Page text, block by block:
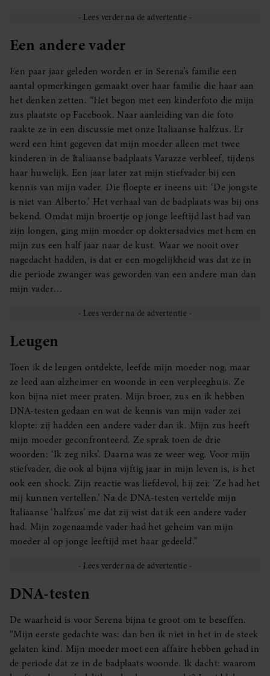
Een andere vader
Een paar jaar geleden worden er in Serena’s familie een
aantal opmerkingen gemaakt over haar familie die haar aan
het denken zetten. “Het begon met een kinderfoto die mijn
zus plaatste op Facebook. Naar aanleiding van die foto
raakte ze in een discussie met onze Italiaanse halfzus. Er
werd een hint gegeven dat mijn moeder alleen met twee
kinderen in de Italiaanse badplaats Varazze verbleef, tijdens
haar huwelijk. Een jaar later zat mijn stiefvader bij een
kennis van mijn vader. Die floepte er ineens uit: ‘De jongste
is niet van Alberto.’ Het verhaal van de badplaats was bij ons
bekend. Omdat mijn broertje op jonge leeftijd last had van
zijn longen, ging mijn moeder op doktersadvies met hem en
mijn zus een half jaar naar de kust. Waar we nooit over
nagedacht hadden, is dat er een mogelijkheid was dat ze in
die periode zwanger was geworden van een andere man dan
mijn vader…
Leugen
Toen ik de leugen ontdekte, leefde mijn moeder nog, maar
ze leed aan alzheimer en woonde in een verpleeghuis. Ze
kon bijna niet meer praten. Mijn broer, zus en ik hebben
DNA-testen gedaan en wat de kennis van mijn vader zei
klopte: zij hadden een andere vader dan ik. Mijn zus heeft
mijn moeder geconfronteerd. Ze sprak toen de drie
woorden: ‘Ik zeg niks’. Daarna was ze weer weg. Voor mijn
stiefvader, die ook al bijna vijftig jaar in mijn leven is, is het
ook een shock. Zijn reactie was liefdevol, hij zei: ‘Ze had het
mij kunnen vertellen.’ Na de DNA-testen vertelde mijn
Italiaanse ‘halfzus’ me dat zij wist dat ik een andere vader
had. Mijn zogenaamde vader had het geheim van mijn
moeder al op jonge leeftijd met haar gedeeld.”
DNA-testen
De waarheid is voor Serena bijna te groot om te beseffen.
“Mijn eerste gedachte was: dan ben ik niet in het in de steek
gelaten kind. Mijn moeder moet een affaire hebben gehad in
de periode dat ze in de badplaats woonde. Ik dacht: waarom